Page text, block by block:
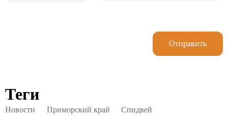
Отправить
Теги
Новости Приморский край Спидвей